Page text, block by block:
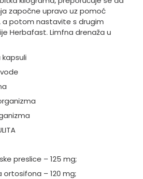
započne upravo uz pomoć
a potom nastavite s drugim
Herbafast. Limfna drenaža u
preslice – 125 mg;
ortosifona – 120 mg;